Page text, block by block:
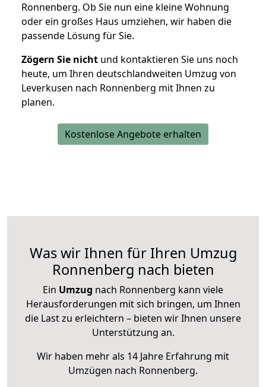
Ronnenberg. Ob Sie nun eine kleine Wohnung
oder ein großes Haus umziehen, wir haben die
passende Lösung für Sie.
Zögern Sie nicht und kontaktieren Sie uns noch
heute, um Ihren deutschlandweiten Umzug von
Leverkusen nach Ronnenberg mit Ihnen zu
planen.
Kostenlose Angebote erhalten
Was wir Ihnen für Ihren Umzug
Ronnenberg nach bieten
Ein Umzug nach Ronnenberg kann viele
Herausforderungen mit sich bringen, um Ihnen
die Last zu erleichtern – bieten wir Ihnen unsere
Unterstützung an.
Wir haben mehr als 14 Jahre Erfahrung mit
Umzügen nach Ronnenberg.